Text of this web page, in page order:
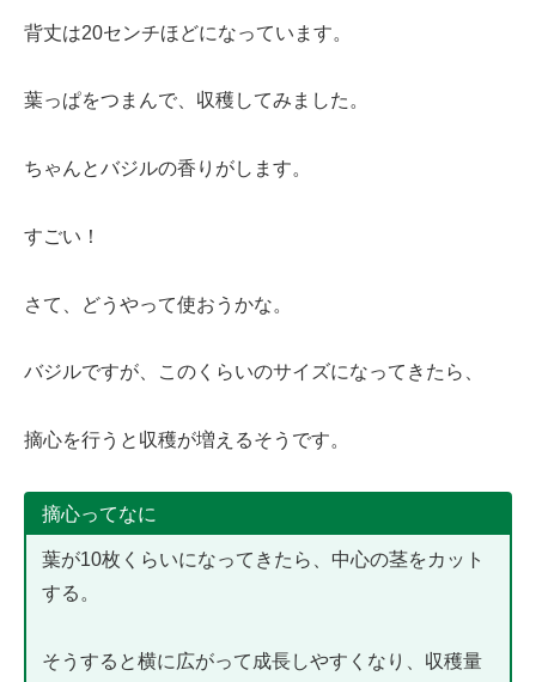
背丈は20センチほどになっています。
葉っぱをつまんで、収穫してみました。
ちゃんとバジルの香りがします。
すごい！
さて、どうやって使おうかな。
バジルですが、このくらいのサイズになってきたら、
摘心を行うと収穫が増えるそうです。
摘心ってなに
葉が10枚くらいになってきたら、中心の茎をカット
する。
そうすると横に広がって成長しやすくなり、収穫量